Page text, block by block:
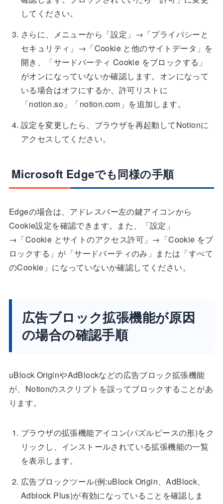
してください。
さらに、メニューから「設定」→「プライバシーと
セキュリティ」→「Cookie と他のサイトデータ」を
開き、「サードパーティ Cookie をブロックする」
がオンになっていないか確認します。オンになって
いる場合はオフにするか、許可リストに
「notion.so」「notion.com」を追加します。
設定を変更したら、ブラウザを再起動してNotionに
アクセスしてください。
Microsoft Edgeでも同様の手順
Edgeの場合は、アドレスバー左の鍵アイコンから
Cookie設定を確認できます。また、「設定」
→「Cookie とサイトのアクセス許可」→「Cookie をブ
ロックする」が「サードパーティのみ」または「すべて
のCookie」になっていないか確認してください。
広告ブロック拡張機能が原因
の場合の確認手順
uBlock OriginやAdBlockなどの広告ブロック拡張機能
が、Notionのスクリプトを誤ってブロックすることがあ
ります。
ブラウザの拡張機能アイコン(パズルピースの形)をク
リックし、インストールされている拡張機能の一覧
を表示します。
広告ブロックツール(例:uBlock Origin、AdBlock、
Adblock Plus)が有効になっていることを確認しま